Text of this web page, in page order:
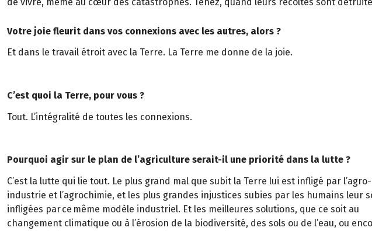
Votre joie fleurit dans vos connexions avec les autres, alors ?
Et dans le travail étroit avec la Terre. La Terre me donne de la joie.
C’est quoi la Terre, pour vous ?
Tout. L’intégralité de toutes les connexions.
Pourquoi agir sur le plan de l’agriculture serait-il une priorité dans la lutte ?
C’est la lutte qui lie tout. Le plus grand mal que subit la Terre lui est infligé par l’agro-
industrie et l’agrochimie, et les plus grandes injustices subies par les humains leur
infligées par ce même modèle industriel. Et les meilleures solutions, que ce soit au
changement climatique ou à l’érosion de la biodiversité, des sols ou de l’eau, ou